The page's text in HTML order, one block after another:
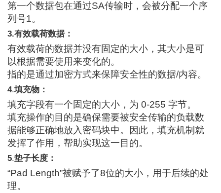
第一个数据包在通过SA传输时，会被分配一个序
列号1。
3.有效载荷数据：
有效载荷的数据并没有固定的大小，其大小是可
以根据需要使用来变化的。
指的是通过加密方式来保障安全性的数据/内容。
4.填充物：
填充字段有一个固定的大小，为 0-255 字节。
填充操作的目的是确保需要被安全传输的负载数
据能够正确地放入密码块中。因此，填充机制就
发挥了作用，帮助实现这一目的。
5.垫子长度：
“Pad Length”被赋予了8位的大小，用于后续的处
理。